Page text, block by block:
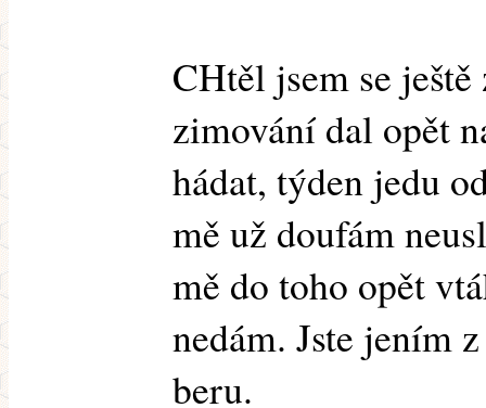
CHtěl jsem se
zimování dal opět
hádat, týden jedu
mě už doufám
mě do toho opět
nedám. Jste jením
beru.